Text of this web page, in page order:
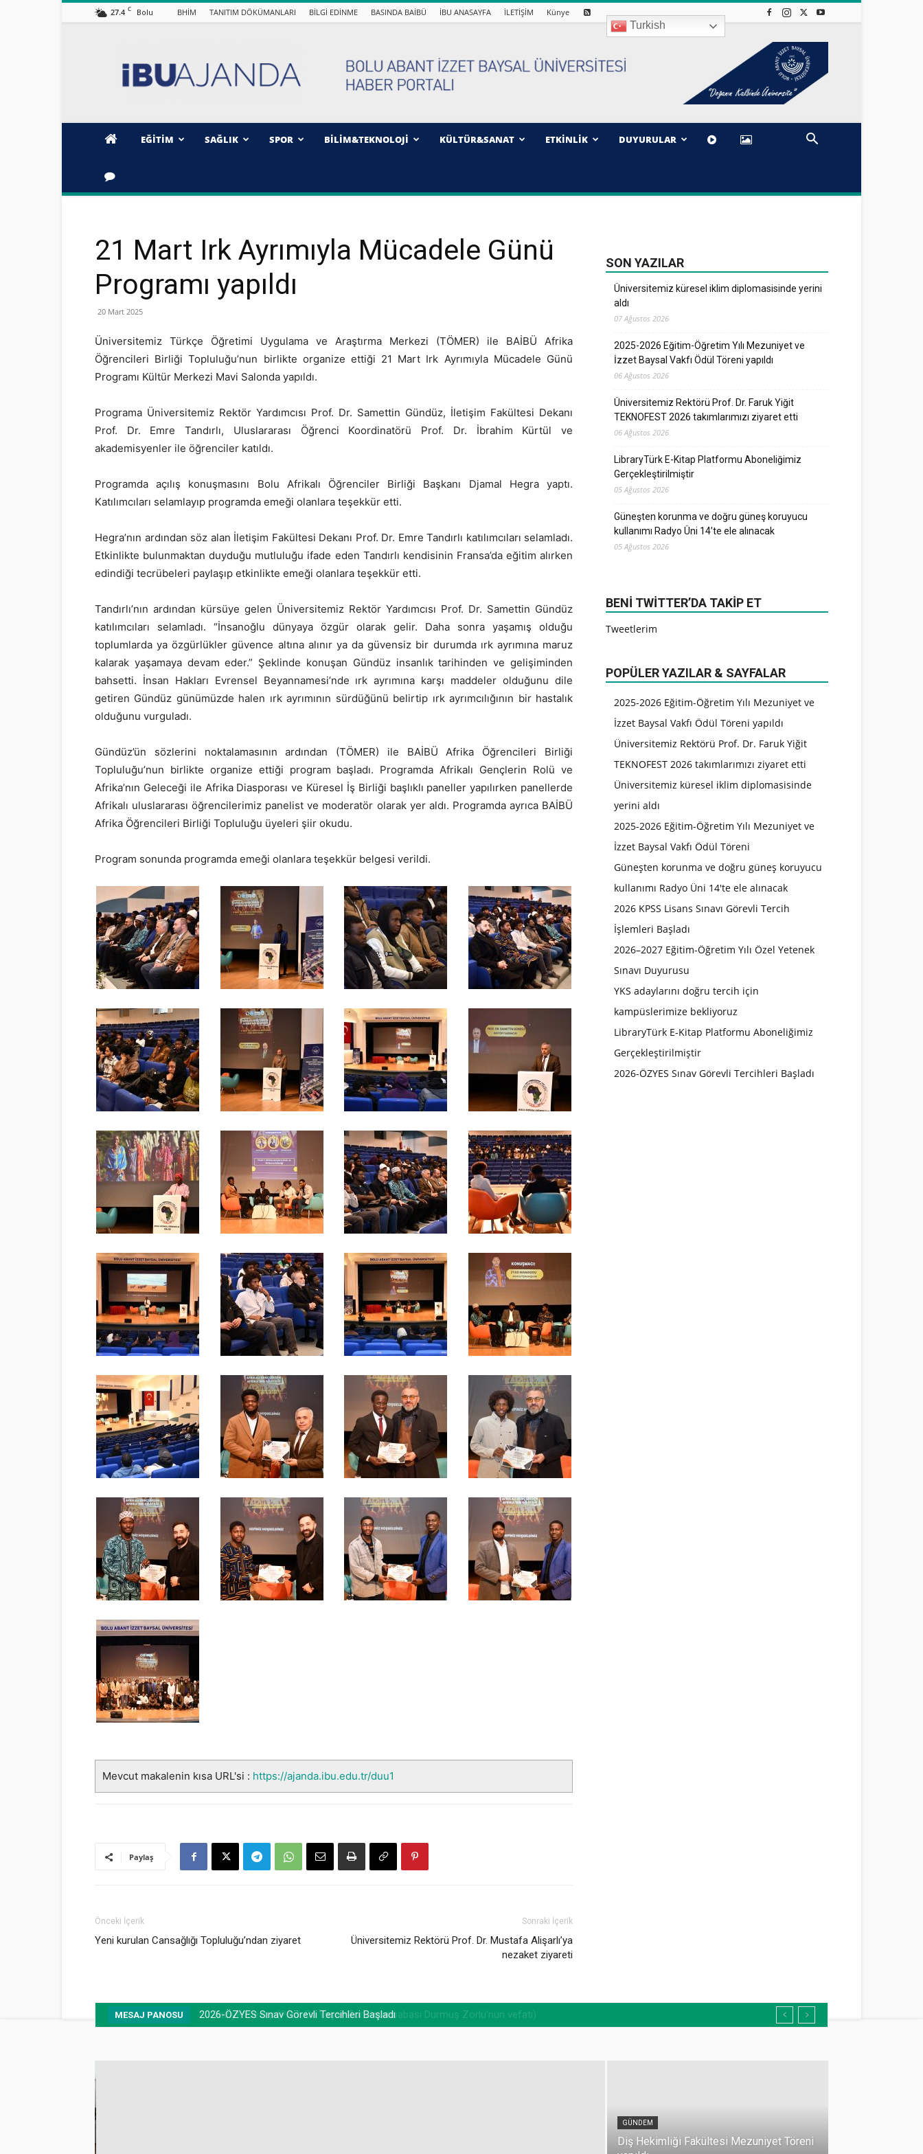
27.4 C Bolu BHİM TANITIM DÖKÜMANLARI BİLGİ EDİNME BASINDA BAİBÜ İBU ANASAYFA İLETİŞİM Künye
Turkish
EĞİTİM SAĞLIK SPOR BİLİM&TEKNOLOJİ KÜLTÜR&SANAT ETKİNLİK DUYURULAR
21 Mart Irk Ayrımıyla Mücadele Günü
Programı yapıldı
20 Mart 2025
Üniversitemiz Türkçe Öğretimi Uygulama ve Araştırma Merkezi (TÖMER) ile BAİBÜ Afrika
Öğrencileri Birliği Topluluğu’nun birlikte organize ettiği 21 Mart Irk Ayrımıyla Mücadele Günü
Programı Kültür Merkezi Mavi Salonda yapıldı.
Programa Üniversitemiz Rektör Yardımcısı Prof. Dr. Samettin Gündüz, İletişim Fakültesi Dekanı
Prof. Dr. Emre Tandırlı, Uluslararası Öğrenci Koordinatörü Prof. Dr. İbrahim Kürtül ve
akademisyenler ile öğrenciler katıldı.
Programda açılış konuşmasını Bolu Afrikalı Öğrenciler Birliği Başkanı Djamal Hegra yaptı.
Katılımcıları selamlayıp programda emeği olanlara teşekkür etti.
Hegra’nın ardından söz alan İletişim Fakültesi Dekanı Prof. Dr. Emre Tandırlı katılımcıları selamladı.
Etkinlikte bulunmaktan duyduğu mutluluğu ifade eden Tandırlı kendisinin Fransa’da eğitim alırken
edindiği tecrübeleri paylaşıp etkinlikte emeği olanlara teşekkür etti.
Tandırlı’nın ardından kürsüye gelen Üniversitemiz Rektör Yardımcısı Prof. Dr. Samettin Gündüz
katılımcıları selamladı. “İnsanoğlu dünyaya özgür olarak gelir. Daha sonra yaşamış olduğu
toplumlarda ya özgürlükler güvence altına alınır ya da güvensiz bir durumda ırk ayrımına maruz
kalarak yaşamaya devam eder.” Şeklinde konuşan Gündüz insanlık tarihinden ve gelişiminden
bahsetti. İnsan Hakları Evrensel Beyannamesi’nde ırk ayrımına karşı maddeler olduğunu dile
getiren Gündüz günümüzde halen ırk ayrımının sürdüğünü belirtip ırk ayrımcılığının bir hastalık
olduğunu vurguladı.
Gündüz’ün sözlerini noktalamasının ardından (TÖMER) ile BAİBÜ Afrika Öğrencileri Birliği
Topluluğu’nun birlikte organize ettiği program başladı. Programda Afrikalı Gençlerin Rolü ve
Afrika’nın Geleceği ile Afrika Diasporası ve Küresel İş Birliği başlıklı paneller yapılırken panellerde
Afrikalı uluslararası öğrencilerimiz panelist ve moderatör olarak yer aldı. Programda ayrıca BAİBÜ
Afrika Öğrencileri Birliği Topluluğu üyeleri şiir okudu.
Program sonunda programda emeği olanlara teşekkür belgesi verildi.
Mevcut makalenin kısa URL'si : https://ajanda.ibu.edu.tr/duu1
Paylaş
Önceki İçerik
Yeni kurulan Cansağlığı Topluluğu’ndan ziyaret
Sonraki İçerik
Üniversitemiz Rektörü Prof. Dr. Mustafa Alişarlı’ya
nezaket ziyareti
SON YAZILAR
Üniversitemiz küresel iklim diplomasisinde yerini
aldı
07 Ağustos 2026
2025-2026 Eğitim-Öğretim Yılı Mezuniyet ve
İzzet Baysal Vakfı Ödül Töreni yapıldı
06 Ağustos 2026
Üniversitemiz Rektörü Prof. Dr. Faruk Yiğit
TEKNOFEST 2026 takımlarımızı ziyaret etti
06 Ağustos 2026
LibraryTürk E-Kitap Platformu Aboneliğimiz
Gerçekleştirilmiştir
05 Ağustos 2026
Güneşten korunma ve doğru güneş koruyucu
kullanımı Radyo Üni 14’te ele alınacak
05 Ağustos 2026
BENI TWITTER’DA TAKIP ET
Tweetlerim
POPÜLER YAZILAR & SAYFALAR
2025-2026 Eğitim-Öğretim Yılı Mezuniyet ve
İzzet Baysal Vakfı Ödül Töreni yapıldı
Üniversitemiz Rektörü Prof. Dr. Faruk Yiğit
TEKNOFEST 2026 takımlarımızı ziyaret etti
Üniversitemiz küresel iklim diplomasisinde
yerini aldı
2025-2026 Eğitim-Öğretim Yılı Mezuniyet ve
İzzet Baysal Vakfı Ödül Töreni
Güneşten korunma ve doğru güneş koruyucu
kullanımı Radyo Üni 14'te ele alınacak
2026 KPSS Lisans Sınavı Görevli Tercih
İşlemleri Başladı
2026–2027 Eğitim-Öğretim Yılı Özel Yetenek
Sınavı Duyurusu
YKS adaylarını doğru tercih için
kampüslerimize bekliyoruz
LibraryTürk E-Kitap Platformu Aboneliğimiz
Gerçekleştirilmiştir
2026-ÖZYES Sınav Görevli Tercihleri Başladı
MESAJ PANOSU Taziye mesajı (Prof. Dr. Yaşar Zorlu’nun babası Durmuş Zorlu’nun vefatı)
GÜNDEM
Diş Hekimliği Fakültesi Mezuniyet Töreni